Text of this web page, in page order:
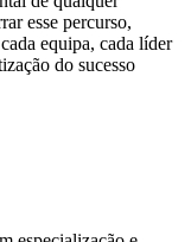
esse percurso,
equipa, cada líder
do sucesso